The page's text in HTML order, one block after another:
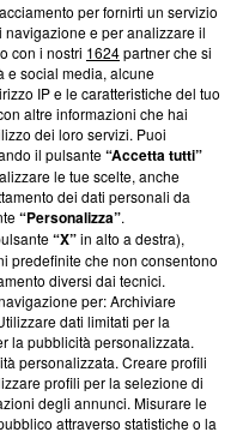
su Blasting
su come ci impegniamo a
la nostra aderenza a
Blasting News non è
ha richiesto di farne
una verifica di
per fornirti un servizio
e per analizzare il
con i nostri 1624partner che si
e social media, alcune
IP e le caratteristiche del tuo
altre informazioni che hai
dei loro servizi. Puoi
il pulsante“Accetta tutti”
le tue scelte, anche
dei dati personali da
“Personalizza”.
“X”in alto a destra),
predefinite che non consentono
diversi dai tecnici.
per: Archiviare
dati limitati per la
la pubblicità personalizzata.
personalizzata. Creare profili
profili per la selezione di
degli annunci. Misurare le
attraverso statistiche o la